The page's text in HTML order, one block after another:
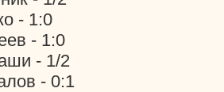
- 1:0
- 1:0
- 1/2
- 0:1